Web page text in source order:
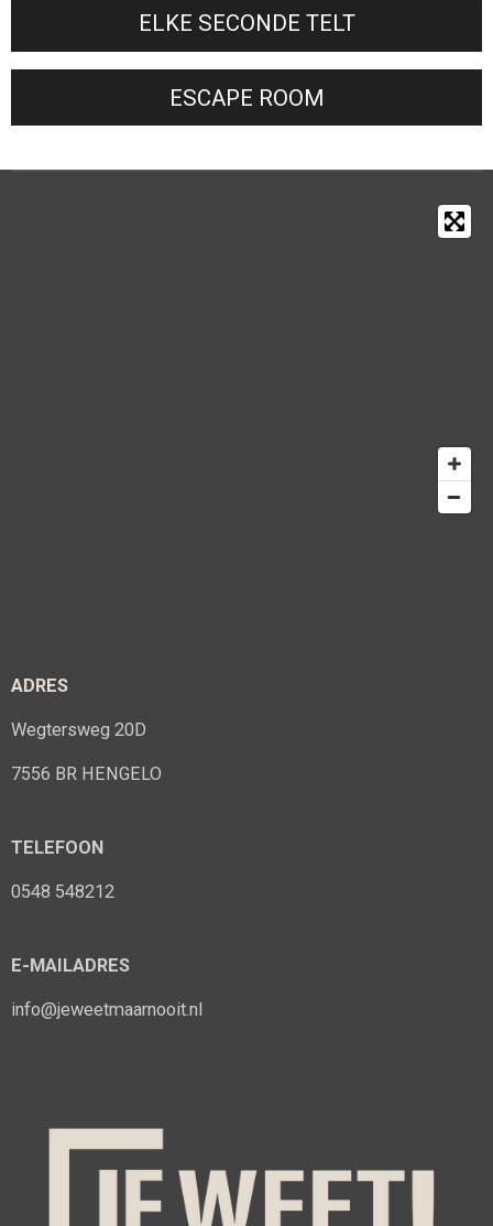
ELKE SECONDE TELT
ESCAPE ROOM
ADRES
Wegtersweg 20D
7556 BR HENGELO
TELEFOON
0548 548212
E-MAILADRES
info@jeweetmaarnooit.nl